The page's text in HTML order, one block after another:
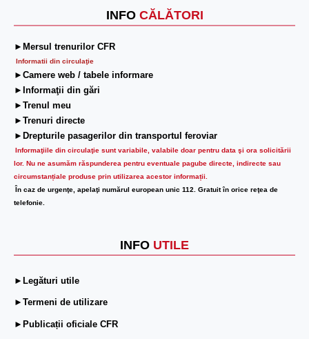
INFO CĂLĂTORI
►Mersul trenurilor CFR
Informatii din circulaţie
►Camere web / tabele informare
►Informaţii din gări
►Trenul meu
►Trenuri directe
►Drepturile pasagerilor din transportul feroviar
Informaţiile din circulaţie sunt variabile, valabile doar pentru data şi ora solicitării
lor. Nu ne asumăm răspunderea pentru eventuale pagube directe, indirecte sau
circumstanțiale produse prin utilizarea acestor informații.
În caz de urgenţe, apelaţi numărul european unic 112. Gratuit în orice reţea de
telefonie.
INFO UTILE
►Legături utile
►Termeni de utilizare
►Publicații oficiale CFR